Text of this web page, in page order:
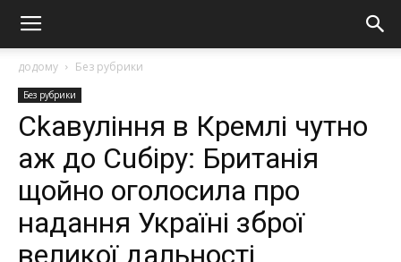
додому Без рубрики
Без рубрики
Сkaвуління в Кремлі чутно
аж до Сuбіру: Британія
щойно оголосила про
надання Україні зброї
великої дальності